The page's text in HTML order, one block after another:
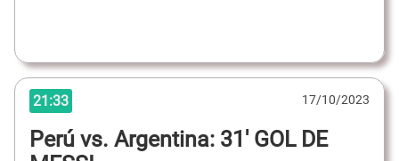
21:33 17/10/2023
Perú vs. Argentina: 31' GOL DE